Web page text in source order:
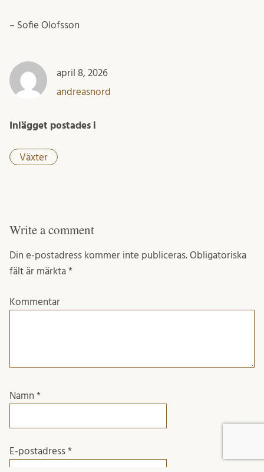
– Sofie Olofsson
april 8, 2026
andreasnord
Inlägget postades i
Växter
Write a comment
Din e-postadress kommer inte publiceras. Obligatoriska
fält är märkta *
Kommentar
Namn *
E-postadress *